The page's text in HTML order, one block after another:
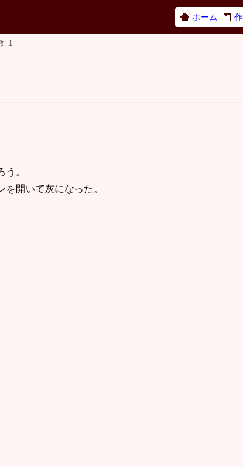
ホーム
1
。
開いて灰になった。